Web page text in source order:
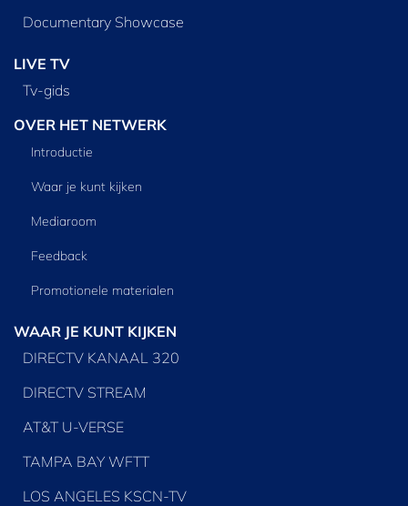
Documentary Showcase
LIVE TV
Tv‑gids
OVER HET NETWERK
Introductie
Waar je kunt kijken
Mediaroom
Feedback
Promotionele materialen
WAAR JE KUNT KIJKEN
DIRECTV KANAAL 320
DIRECTV STREAM
AT&T U-VERSE
TAMPA BAY WFTT
LOS ANGELES KSCN-TV